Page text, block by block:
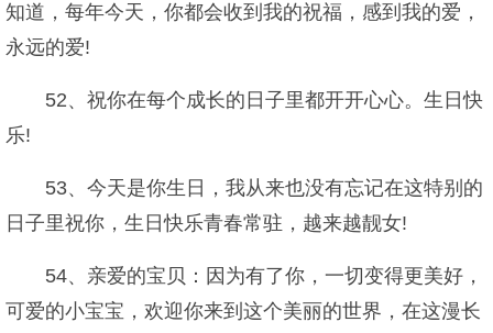
知道，每年今天，你都会收到我的祝福，感到我的爱，
永远的爱!
52、祝你在每个成长的日子里都开开心心。生日快
乐!
53、今天是你生日，我从来也没有忘记在这特别的
日子里祝你，生日快乐青春常驻，越来越靓女!
54、亲爱的宝贝：因为有了你，一切变得更美好，
可爱的小宝宝，欢迎你来到这个美丽的世界，在这漫长